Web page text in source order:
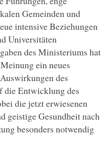
Gemeinden und
intensive Beziehungen
Universitäten
des Ministeriums hat
ein neues
des
die Entwicklung des
die jetzt erwiesenen
geistige Gesundheit nach
besonders notwendig